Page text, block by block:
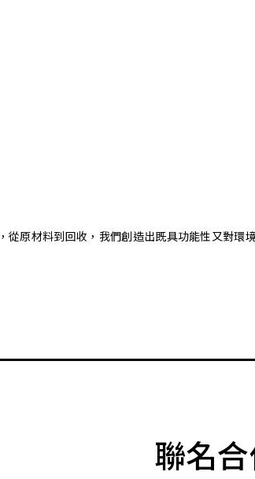
原材料到回收，我們創造出既具功能性又對
聯名